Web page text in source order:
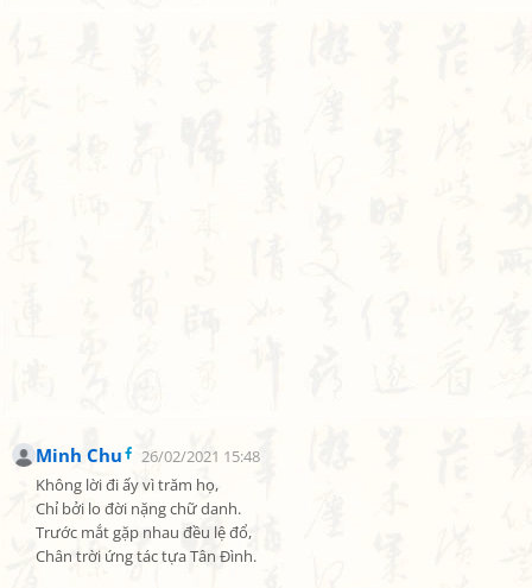
Minh Chu
26/02/2021 15:48
Không lời đi ấy vì trăm họ,
Chỉ bởi lo đời nặng chữ danh.
Trước mắt gặp nhau đều lệ đổ,
Chân trời ứng tác tựa Tân Đình.